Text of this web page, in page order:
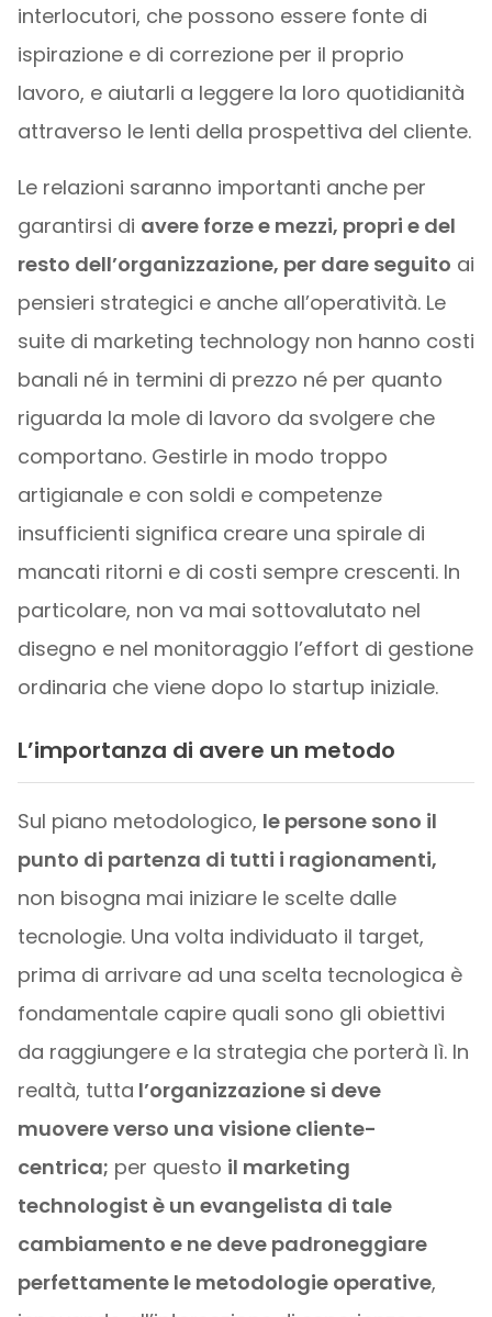
interlocutori, che possono essere fonte di
ispirazione e di correzione per il proprio
lavoro, e aiutarli a leggere la loro quotidianità
attraverso le lenti della prospettiva del cliente.
Le relazioni saranno importanti anche per
garantirsi di avere forze e mezzi, propri e del
resto dell’organizzazione, per dare seguito ai
pensieri strategici e anche all’operatività. Le
suite di marketing technology non hanno costi
banali né in termini di prezzo né per quanto
riguarda la mole di lavoro da svolgere che
comportano. Gestirle in modo troppo
artigianale e con soldi e competenze
insufficienti significa creare una spirale di
mancati ritorni e di costi sempre crescenti. In
particolare, non va mai sottovalutato nel
disegno e nel monitoraggio l’effort di gestione
ordinaria che viene dopo lo startup iniziale.
L’importanza di avere un metodo
Sul piano metodologico, le persone sono il
punto di partenza di tutti i ragionamenti,
non bisogna mai iniziare le scelte dalle
tecnologie. Una volta individuato il target,
prima di arrivare ad una scelta tecnologica è
fondamentale capire quali sono gli obiettivi
da raggiungere e la strategia che porterà lì. In
realtà, tutta l’organizzazione si deve
muovere verso una visione cliente-
centrica; per questo il marketing
technologist è un evangelista di tale
cambiamento e ne deve padroneggiare
perfettamente le metodologie operative,